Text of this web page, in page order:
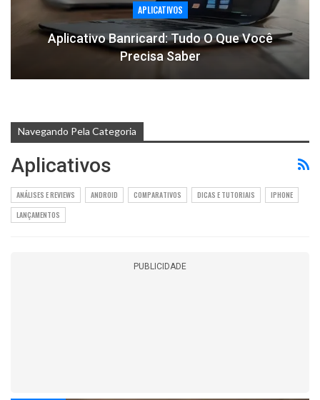
APLICATIVOS
Aplicativo Banricard: Tudo O Que Você
Precisa Saber
Navegando Pela Categoria
Aplicativos
ANÁLISES E REVIEWS ANDROID COMPARATIVOS DICAS E TUTORIAIS
IPHONE
LANÇAMENTOS
PUBLICIDADE